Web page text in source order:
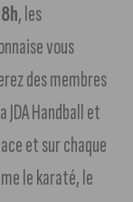
, les
vous
des membres
JDA Handball et
et sur chaque
le karaté, le